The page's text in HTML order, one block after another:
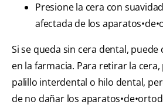
Presione la cera con
afectada de los
Si se queda sin cera dental, puede
en la farmacia. Para retirar la
palillo interdental o hilo dental,
de no dañar los